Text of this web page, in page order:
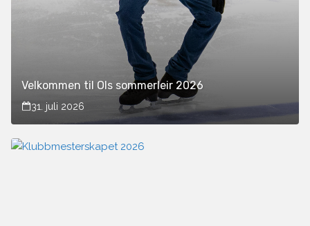
Velkommen til OIs sommerleir 2026
31. juli 2026